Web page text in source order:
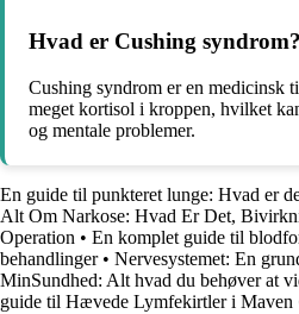
Hvad er Cushing syndrom?
Cushing syndrom er en medicinsk
meget kortisol i kroppen, hvilket
og mentale problemer.
En guide til punkteret lunge: Hvad er
Alt Om Narkose: Hvad Er Det,
Operation • En komplet guide til
behandlinger• Nervesystemet: En
MinSundhed: Alt hvad du behøver at
guide til Hævede Lymfekirtler i Maven